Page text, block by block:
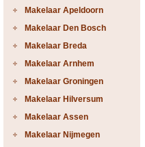
Makelaar Apeldoorn
Makelaar Den Bosch
Makelaar Breda
Makelaar Arnhem
Makelaar Groningen
Makelaar Hilversum
Makelaar Assen
Makelaar Nijmegen